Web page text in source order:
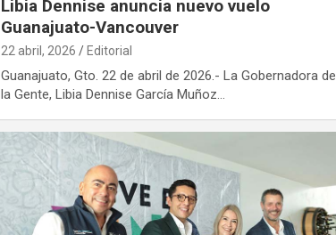
Libia Dennise anuncia nuevo vuelo
Guanajuato-Vancouver
22 abril, 2026 Editorial
Guanajuato, Gto. 22 de abril de 2026.- La Gobernadora de
la Gente, Libia Dennise García Muñoz…